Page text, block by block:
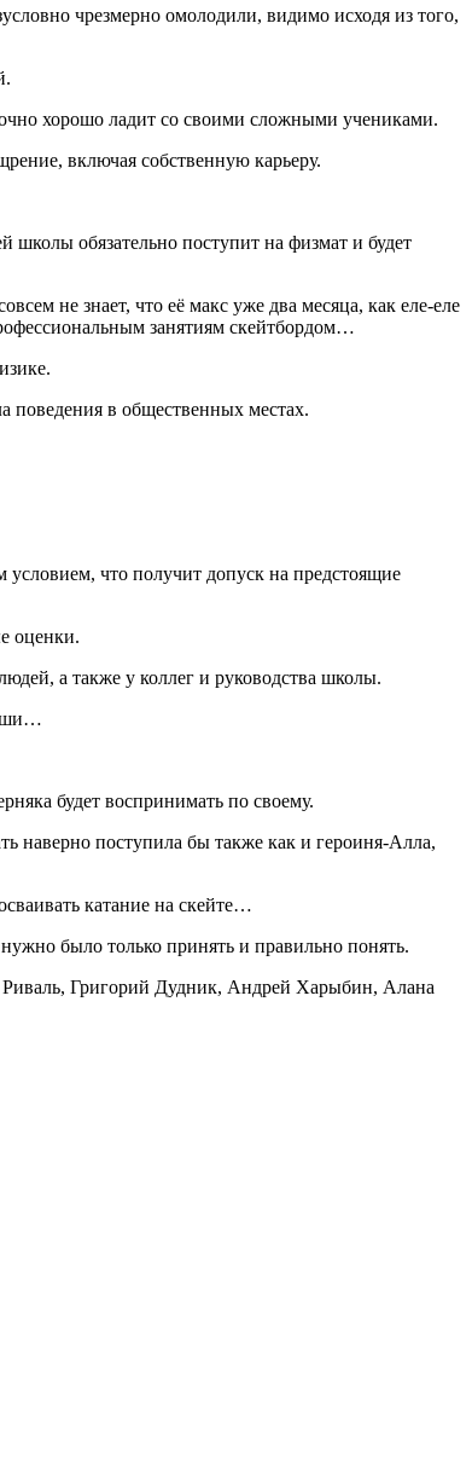
чрезмерно омолодили, видимо исходя из того,
хорошо ладит со своими сложными учениками.
включая собственную карьеру.
обязательно поступит на физмат и будет
не знает, что её макс уже два месяца, как еле-еле
занятиям скейтбордом…
поведения в общественных местах.
условием, что получит допуск на предстоящие
оценки.
а также у коллег и руководства школы.
будет воспринимать по своему.
наверно поступила бы также как и героиня-Алла,
катание на скейте…
было только принять и правильно понять.
Григорий Дудник, Андрей Харыбин, Алана